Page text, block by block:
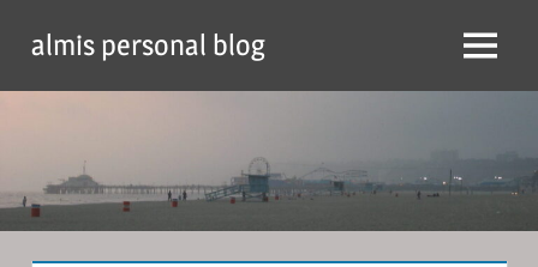
content
almis personal blog Menu